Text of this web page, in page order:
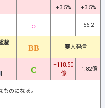
+3.5%
+3.5%
- 56.2
裁
要人発言
]
+118.50
億
-1.82億
のになる。